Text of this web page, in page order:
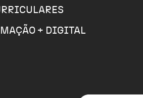
+ DIGITAL